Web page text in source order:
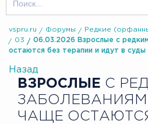
vspru.ru Форумы Редкие
03
06.03.2026 Взрослые с
остаются без терапии и идут в суды
Назад
ВЗРОСЛЫЕ С
ЧАЩЕ